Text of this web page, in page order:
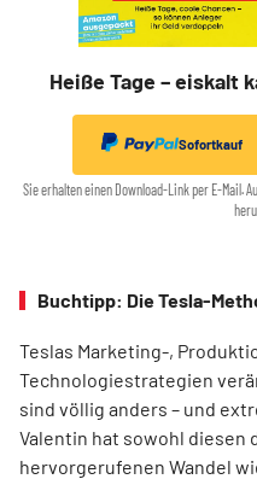
Heiße Tage – eiskalt
Sofortkauf
Sie erhalten einen Download-Link per E-Mail.
Buchtipp: Die Tesla-
Teslas Marketing-,
Technologiestrategien
sind völlig anders – und
Valentin hat sowohl diesen
hervorgerufenen Wandel